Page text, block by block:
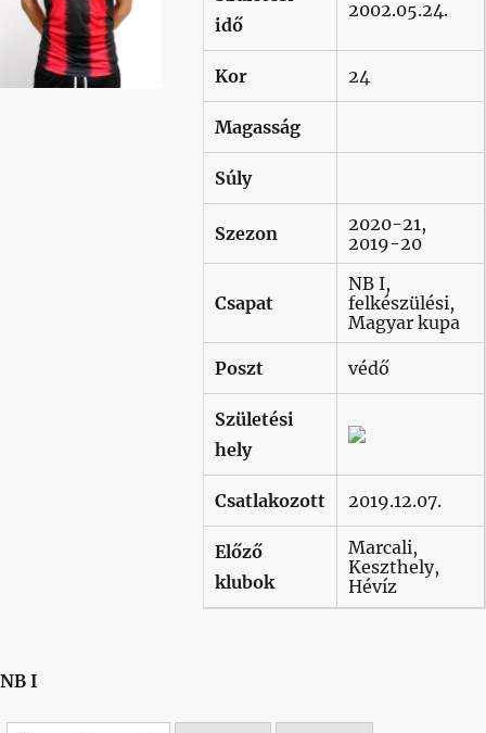
idő
2002.05.24.
Kor 24
Magasság
Súly
Szezon
2020-21,
2019-20
Csapat
NB I,
felkészülési,
Magyar kupa
Poszt védő
Születési
hely
Csatlakozott 2019.12.07.
Előző
klubok
Marcali,
Keszthely,
Hévíz
NB I